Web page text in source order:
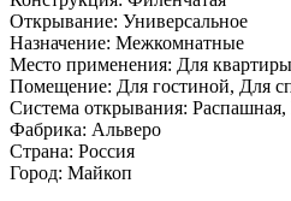
Открывание: Универсальное
Назначение: Межкомнатные
Место применения: Для
Помещение: Для гостиной, Для
Система открывания:
Фабрика: Альверо
Страна: Россия
Город: Майкоп